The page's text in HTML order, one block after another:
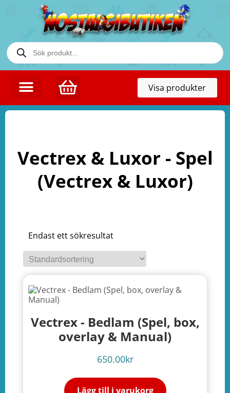
Visa produkter
Vectrex & Luxor - Spel
(Vectrex & Luxor)
Endast ett sökresultat
Vectrex - Bedlam (Spel, box,
overlay & Manual)
650.00kr
Lägg till i varukorg